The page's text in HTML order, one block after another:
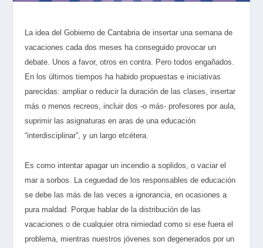
La idea del Gobierno de Cantabria de insertar una semana de
vacaciones cada dos meses ha conseguido provocar un
debate. Unos a favor, otros en contra. Pero todos engañados.
En los últimos tiempos ha habido propuestas e iniciativas
parecidas: ampliar o reducir la duración de las clases, insertar
más o menos recreos, incluir dos -o más- profesores por aula,
suprimir las asignaturas en aras de una educación
“interdisciplinar”, y un largo etcétera.
Es como intentar apagar un incendio a soplidos, o vaciar el
mar a sorbos. La ceguedad de los responsables de educación
se debe las más de las veces a ignorancia, en ocasiones a
pura maldad. Porque hablar de la distribución de las
vacaciones o de cualquier otra nimiedad como si ese fuera el
problema, mientras nuestros jóvenes son degenerados por un